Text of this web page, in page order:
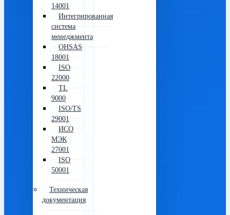
14001
Интегрированная
система
менеджмента
OHSAS
18001
ISO
22000
TL
9000
ISO/TS
29001
ИСО
МЭК
27001
ISO
50001
Техническая
документация